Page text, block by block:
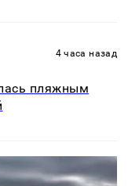
4 часа назад
пляжным